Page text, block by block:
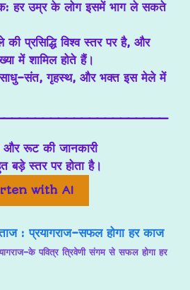
हर उम्र के लोग इसमें भाग ले सकते
प्रसिद्धि विश्व स्तर पर है, और
में शामिल होते हैं।
साधु-संत, गृहस्थ, और भक्त इस मेले में
रूट की जानकारी
स्तर पर होता है।
with AI
के पवित्र त्रिवेणी संगम से सफल होगा हर